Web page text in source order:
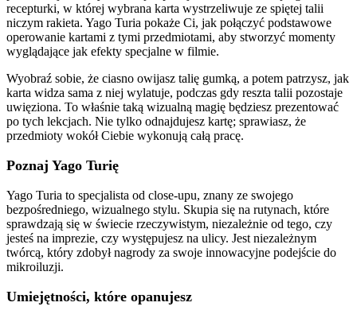
recepturki, w której wybrana karta wystrzeliwuje ze spiętej talii
niczym rakieta. Yago Turia pokaże Ci, jak połączyć podstawowe
operowanie kartami z tymi przedmiotami, aby stworzyć momenty
wyglądające jak efekty specjalne w filmie.
Wyobraź sobie, że ciasno owijasz talię gumką, a potem patrzysz, jak
karta widza sama z niej wylatuje, podczas gdy reszta talii pozostaje
uwięziona. To właśnie taką wizualną magię będziesz prezentować
po tych lekcjach. Nie tylko odnajdujesz kartę; sprawiasz, że
przedmioty wokół Ciebie wykonują całą pracę.
Poznaj Yago Turię
Yago Turia to specjalista od close-upu, znany ze swojego
bezpośredniego, wizualnego stylu. Skupia się na rutynach, które
sprawdzają się w świecie rzeczywistym, niezależnie od tego, czy
jesteś na imprezie, czy występujesz na ulicy. Jest niezależnym
twórcą, który zdobył nagrody za swoje innowacyjne podejście do
mikroiluzji.
Umiejętności, które opanujesz